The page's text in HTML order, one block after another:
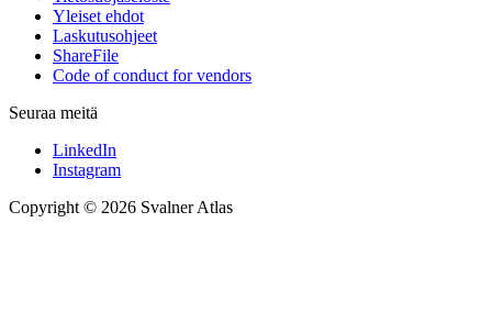
Yleiset ehdot
Laskutusohjeet
ShareFile
Code of conduct for vendors
Seuraa meitä
LinkedIn
Instagram
Copyright © 2026 Svalner Atlas